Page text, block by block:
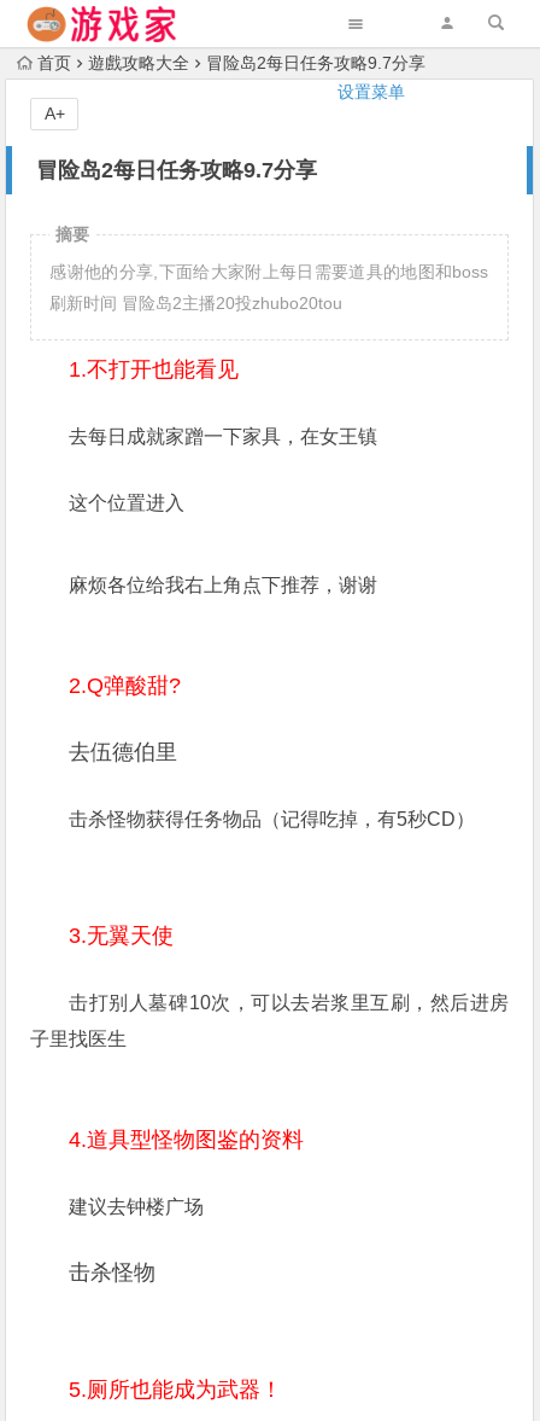
设置菜单
首页 遊戲攻略大全 冒险岛2每日任务攻略9.7分享
冒险岛2每日任务攻略9.7分享
A+
摘要
感谢他的分享,下面给大家附上每日需要道具的地图和boss
刷新时间 冒险岛2主播20投zhubo20tou
1.不打开也能看见
去每日成就家蹭一下家具，在女王镇
这个位置进入
麻烦各位给我右上角点下推荐，谢谢
2.Q弹酸甜?
去伍德伯里
击杀怪物获得任务物品（记得吃掉，有5秒CD）
3.无翼天使
击打别人墓碑10次，可以去岩浆里互刷，然后进房
子里找医生
4.道具型怪物图鉴的资料
建议去钟楼广场
击杀怪物
5.厕所也能成为武器！